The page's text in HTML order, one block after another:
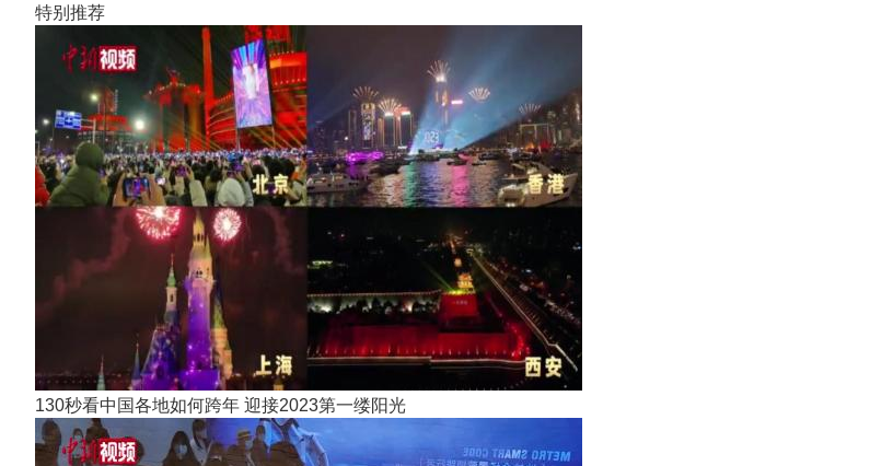
特别推荐
130秒看中国各地如何跨年 迎接2023第一缕阳光